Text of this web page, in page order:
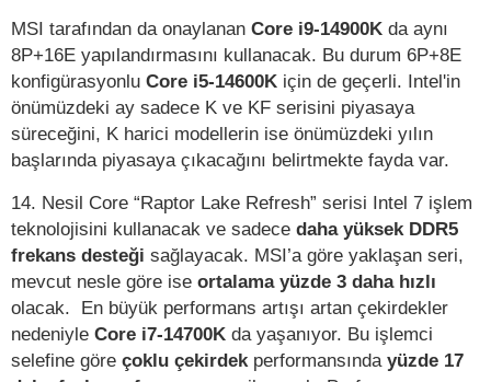
MSI tarafından da onaylanan Core i9-14900K da aynı
8P+16E yapılandırmasını kullanacak. Bu durum 6P+8E
konfigürasyonlu Core i5-14600K için de geçerli. Intel'in
önümüzdeki ay sadece K ve KF serisini piyasaya
süreceğini, K harici modellerin ise önümüzdeki yılın
başlarında piyasaya çıkacağını belirtmekte fayda var.
14. Nesil Core “Raptor Lake Refresh” serisi Intel 7 işlem
teknolojisini kullanacak ve sadece daha yüksek DDR5
frekans desteği sağlayacak. MSI’a göre yaklaşan seri,
mevcut nesle göre ise ortalama yüzde 3 daha hızlı
olacak. En büyük performans artışı artan çekirdekler
nedeniyle Core i7-14700K da yaşanıyor. Bu işlemci
selefine göre çoklu çekirdek performansında yüzde 17